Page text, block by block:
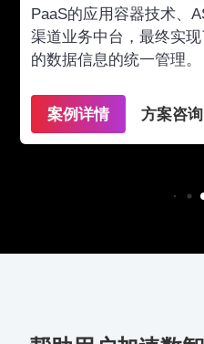
PaaS的应用容器技术、
渠道业务中台，最终实
的数据信息的统一管理。
案例详情 方案咨询